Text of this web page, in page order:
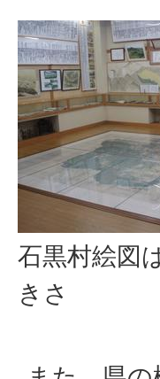
石黒村絵図
きさ